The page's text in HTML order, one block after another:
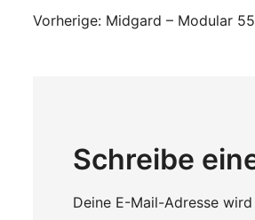
Vorherige: Midgard – Modular
Schreibe
Deine E-Mail-Adresse